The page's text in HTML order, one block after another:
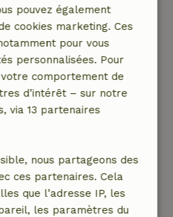
un remboursement
et un remboursement à
l'arrivée : remboursement
l'arrivée :
jusqu'au jour même :
après : aucun
pouvez également
cookies marketing. Ces
pour vous
personnalisées. Pour
comportement de
d’intérêt – sur notre
via 13 partenaires
nous partageons des
ces partenaires. Cela
que l’adresse IP, les
les paramètres du